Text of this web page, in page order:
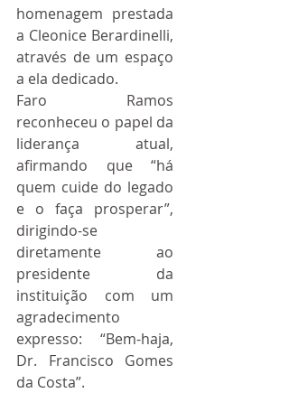
homenagem prestada
a Cleonice Berardinelli,
através de um espaço
a ela dedicado.
Faro Ramos
reconheceu o papel da
liderança atual,
afirmando que “há
quem cuide do legado
e o faça prosperar”,
dirigindo-se
diretamente ao
presidente da
instituição com um
agradecimento
expresso: “Bem-haja,
Dr. Francisco Gomes
da Costa”.